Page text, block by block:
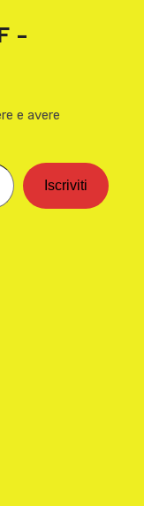
-
e avere
Iscriviti